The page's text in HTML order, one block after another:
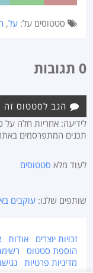
סטטוסים על:על,
0 תגובות
הגב לסטטוס זה
לידיעה: אחריות חלה
תכנים המתפרסמים
לעוד מלא סטטוסים
שותפים שלנו:עוקבים
זכויות יוצרים אודות
הוספת סטטוס
מדיניות פרטיות